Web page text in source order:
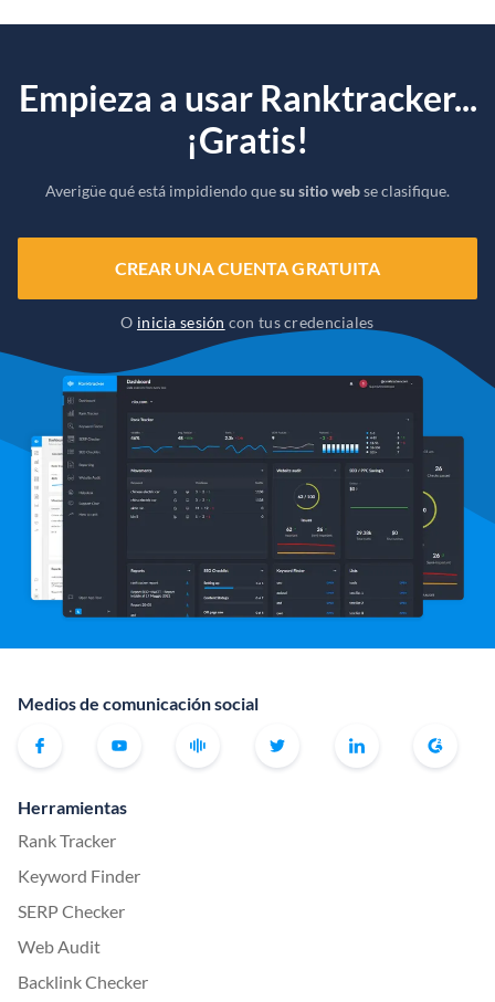
Empieza a usar Ranktracker...
¡Gratis!
Averigüe qué está impidiendo quesu sitio webse clasifique.
CREAR UNA CUENTA GRATUITA
O inicia sesión con tus credenciales
Medios de comunicación social
Herramientas
Rank Tracker
Keyword Finder
SERP Checker
Web Audit
Backlink Checker